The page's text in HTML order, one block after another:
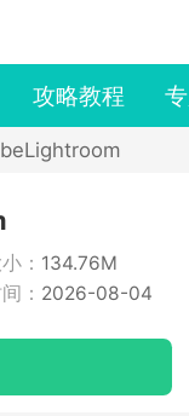
攻略教程
： 134.76M
： 2026-08-04